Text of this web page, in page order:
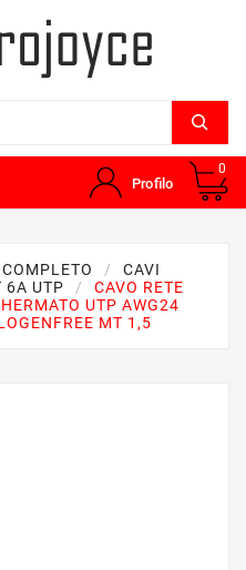
Profilo
0
CAVI
6A UTP
CAVO RETE
UTP AWG24
MT 1,5